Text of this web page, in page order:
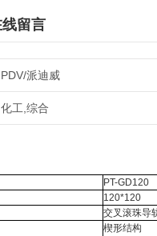
留言
PDV/派迪威
化工,综合
PT-GD120
120*120
交叉滚珠导
楔形结构